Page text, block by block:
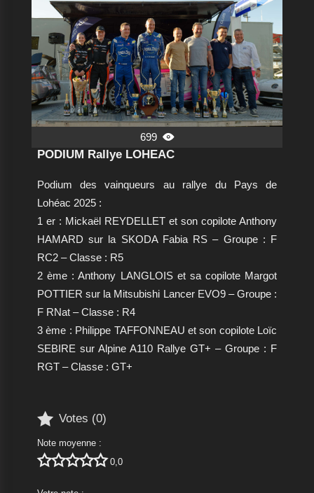
699 
PODIUM Rallye LOHEAC
Podium des vainqueurs au rallye du Pays de
Lohéac 2025 :
1 er : Mickaël REYDELLET et son copilote Anthony
HAMARD sur la SKODA Fabia RS – Groupe : F
RC2 – Classe : R5
2 ème : Anthony LANGLOIS et sa copilote Margot
POTTIER sur la Mitsubishi Lancer EVO9 – Groupe :
F RNat – Classe : R4
3 ème : Philippe TAFFONNEAU et son copilote Loïc
SEBIRE sur Alpine A110 Rallye GT+ – Groupe : F
RGT – Classe : GT+
 Votes (0)
Note moyenne :
 0,0